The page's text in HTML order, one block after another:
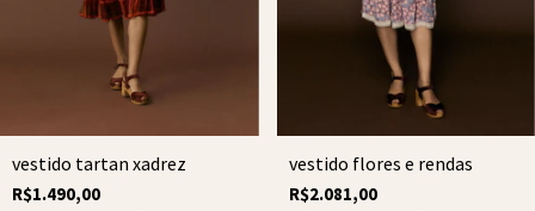
vestido tartan xadrez
R$1.490,00
vestido flores e rendas
R$2.081,00